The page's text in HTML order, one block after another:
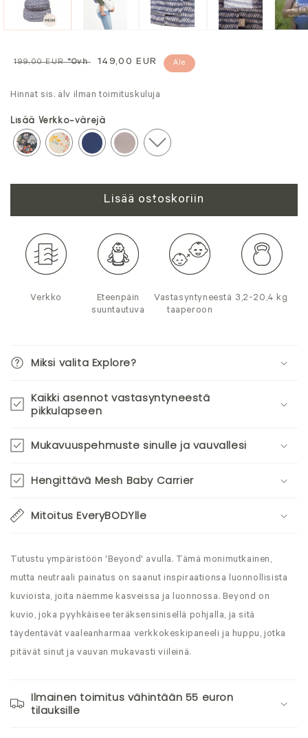
Normaali
199,00 EUR*Ovh Alennushinta
149,00 EUR Ale
Hinnat sis. alv ilman toimituskuluja
Lisää Verkko-värejä
Lisää ostoskoriin
Verkko
Eteenpäin
suuntautuva
Vastasyntyneestä
taaperoon
3,2-20,4 kg
Miksi valita Explore?
Kaikki asennot vastasyntyneestä
pikkulapseen
Mukavuuspehmuste sinulle ja vauvallesi
Hengittävä Mesh Baby Carrier
Mitoitus EveryBODYlle
Tutustu ympäristöön 'Beyond' avulla. Tämä monimutkainen,
mutta neutraali painatus on saanut inspiraationsa luonnollisista
kuvioista, joita näemme kasveissa ja luonnossa. Beyond on
kuvio, joka pyyhkäisee teräksensinisellä pohjalla, ja sitä
täydentävät vaaleanharmaa verkkokeskipaneeli ja huppu, jotka
pitävät sinut ja vauvan mukavasti viileinä.
Ilmainen toimitus vähintään 55 euron
tilauksille